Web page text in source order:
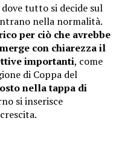
tutto si decide sul
nella normalità.
per ciò che avrebbe
con chiarezza il
importanti, come
di Coppa del
nella tappa di
si inserisce